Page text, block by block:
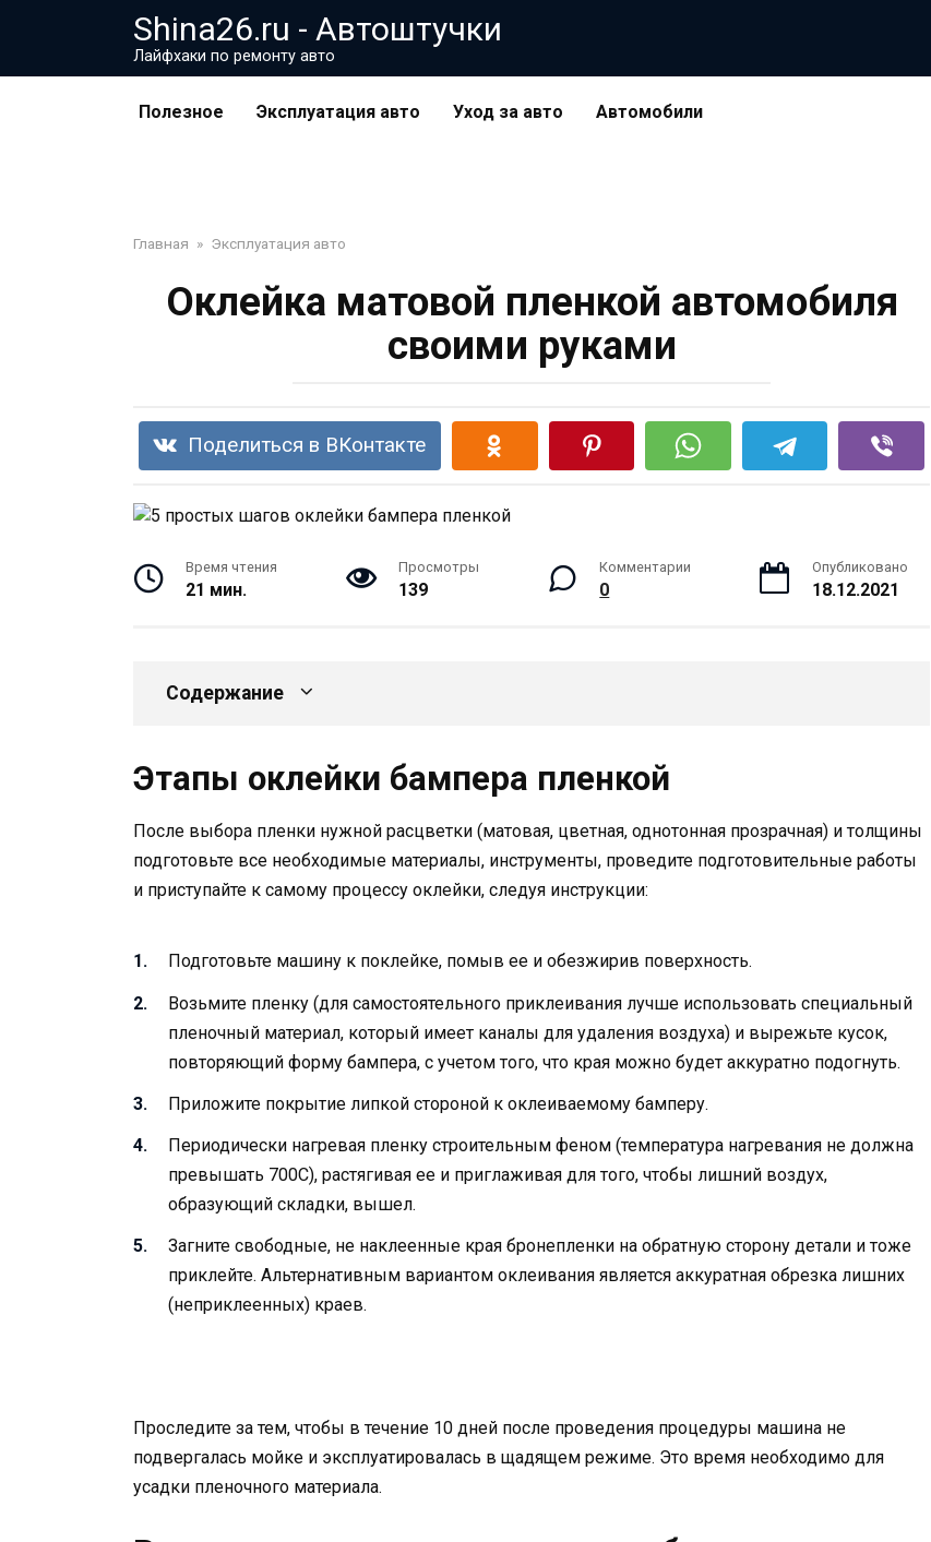
Shina26.ru - Автоштучки
Лайфхаки по ремонту авто
Полезное Эксплуатация авто Уход за авто Автомобили
Главная » Эксплуатация авто
Оклейка матовой пленкой автомобиля
своими руками
Поделиться в ВКонтакте
Время чтения
21 мин.
Просмотры
139
Комментарии
0
Опубликовано
18.12.2021
Содержание
Этапы оклейки бампера пленкой
После выбора пленки нужной расцветки (матовая, цветная, однотонная прозрачная) и толщины
подготовьте все необходимые материалы, инструменты, проведите подготовительные работы
и приступайте к самому процессу оклейки, следуя инструкции:
Подготовьте машину к поклейке, помыв ее и обезжирив поверхность.
Возьмите пленку (для самостоятельного приклеивания лучше использовать специальный
пленочный материал, который имеет каналы для удаления воздуха) и вырежьте кусок,
повторяющий форму бампера, с учетом того, что края можно будет аккуратно подогнуть.
Приложите покрытие липкой стороной к оклеиваемому бамперу.
Периодически нагревая пленку строительным феном (температура нагревания не должна
превышать 700С), растягивая ее и приглаживая для того, чтобы лишний воздух,
образующий складки, вышел.
Загните свободные, не наклеенные края бронепленки на обратную сторону детали и тоже
приклейте. Альтернативным вариантом оклеивания является аккуратная обрезка лишних
(неприклеенных) краев.
Проследите за тем, чтобы в течение 10 дней после проведения процедуры машина не
подвергалась мойке и эксплуатировалась в щадящем режиме. Это время необходимо для
усадки пленочного материала.